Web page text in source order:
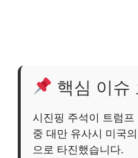
핵심 이슈
시진핑 주석이 트럼
중 대만 유사시 미국
으로 타진했습니다.